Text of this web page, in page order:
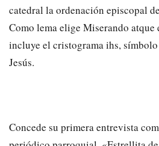
catedral la ordenación episcopal
Como lema elige Miserando
incluye el cristograma ihs,
Jesús.
Concede su primera entrevista